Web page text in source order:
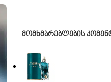
ᲛᲝᲛᲮᲛᲐᲠᲔᲑᲚᲔᲑᲘᲡ